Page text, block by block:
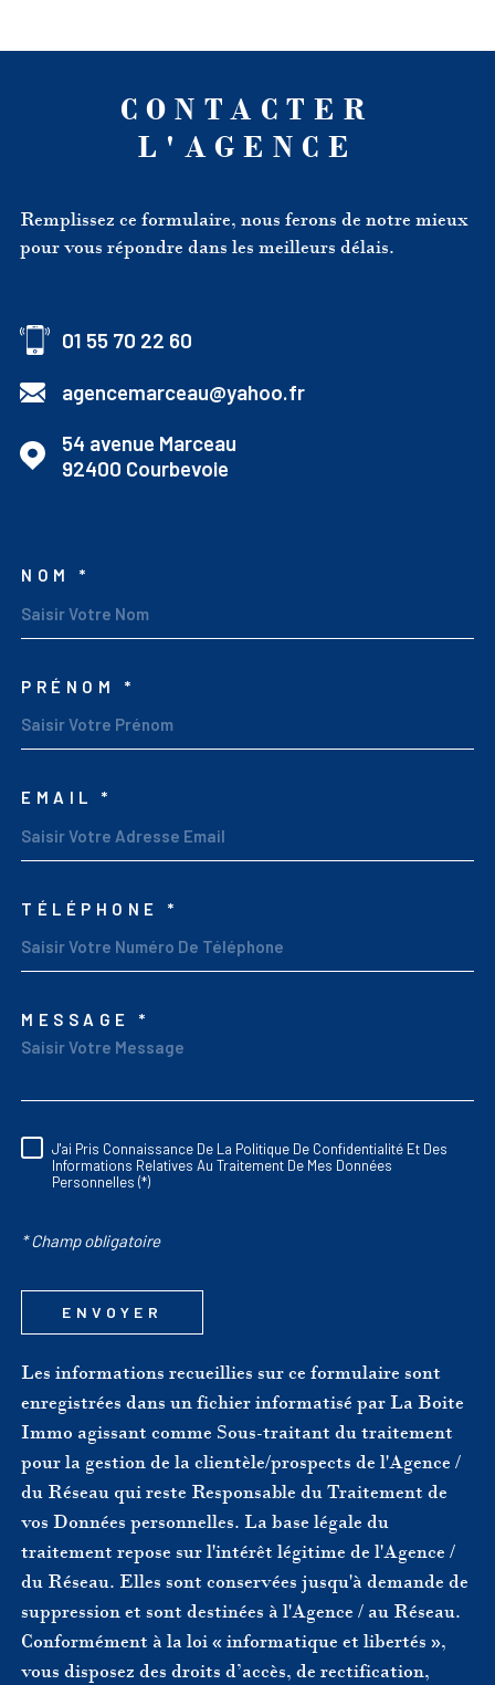
CONTACTER
L'AGENCE
Remplissez ce formulaire, nous ferons de notre mieux
pour vous répondre dans les meilleurs délais.
01 55 70 22 60
agencemarceau@yahoo.fr
54 avenue Marceau
92400
Courbevoie
NOM *
PRÉNOM *
EMAIL *
TÉLÉPHONE *
MESSAGE *
RÈGLEMENTATION
J'ai Pris Connaissance De La Politique De Confidentialité Et Des
Informations Relatives Au Traitement De Mes Données
Personnelles (*)
* Champ obligatoire
ENVOYER
Les informations recueillies sur ce formulaire sont
enregistrées dans un fichier informatisé par La Boite
Immo agissant comme Sous-traitant du traitement
pour la gestion de la clientèle/prospects de l'Agence /
du Réseau qui reste Responsable du Traitement de
vos Données personnelles. La base légale du
traitement repose sur l'intérêt légitime de l'Agence /
du Réseau. Elles sont conservées jusqu'à demande de
suppression et sont destinées à l'Agence / au Réseau.
Conformément à la loi « informatique et libertés »,
vous disposez des droits d’accès, de rectification,